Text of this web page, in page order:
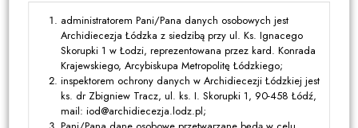
Udostępnij
ZOBACZ RÓWNIEŻ
administratorem Pani/Pana danych osobowych jest
Archidiecezja Łódzka z siedzibą przy ul. Ks. Ignacego
Skorupki 1 w Łodzi, reprezentowana przez kard. Konrada
Krajewskiego, Arcybiskupa Metropolitę Łódzkiego;
inspektorem ochrony danych w Archidiecezji Łódzkiej jest
ks. dr Zbigniew Tracz, ul. ks. I. Skorupki 1, 90-458 Łódź,
mail: iod@archidiecezja.lodz.pl;